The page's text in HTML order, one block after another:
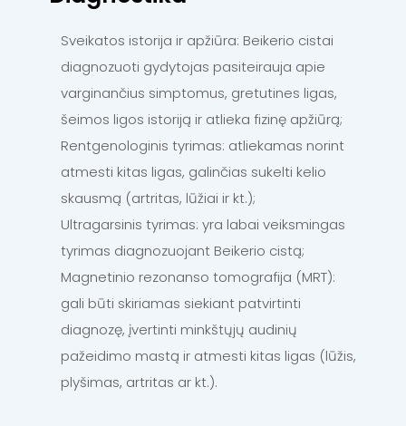
Sveikatos istorija ir apžiūra: Beikerio cistai
diagnozuoti gydytojas pasiteirauja apie
varginančius simptomus, gretutines ligas,
šeimos ligos istoriją ir atlieka fizinę apžiūrą;
Rentgenologinis tyrimas: atliekamas norint
atmesti kitas ligas, galinčias sukelti kelio
skausmą (artritas, lūžiai ir kt.);
Ultragarsinis tyrimas: yra labai veiksmingas
tyrimas diagnozuojant Beikerio cistą;
Magnetinio rezonanso tomografija (MRT):
gali būti skiriamas siekiant patvirtinti
diagnozę, įvertinti minkštųjų audinių
pažeidimo mastą ir atmesti kitas ligas (lūžis,
plyšimas, artritas ar kt.).